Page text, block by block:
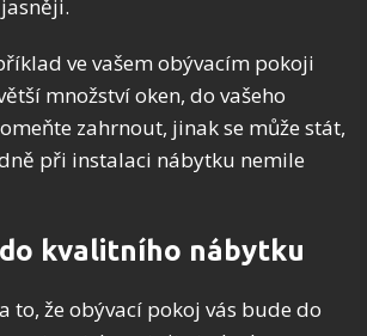
ve vašem obývacím pokoji
množství oken, do vašeho
zahrnout, jinak se může stát,
při instalaci nábytku nemile
kvalitního nábytku
to, že obývací pokoj vás bude do